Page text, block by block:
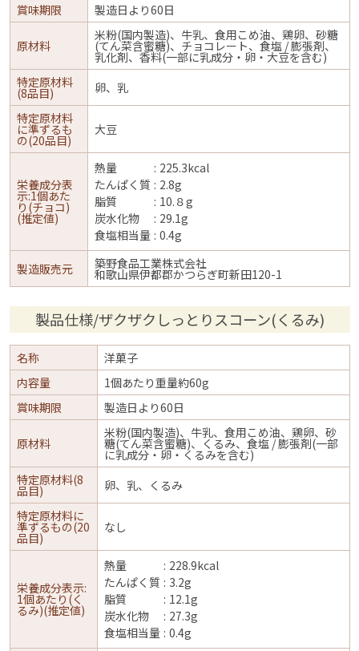
賞味期限
製造日より60日
原材料
米粉(国内製造)、牛乳、食用こめ油、鶏卵、砂糖
(てん菜含蜜糖)、チョコレート、食塩 / 膨張剤、
乳化剤、香料(一部に乳成分・卵・大豆を含む)
特定原材料
(8品目)
卵、乳
特定原材料
に準ずるも
の(20品目)
大豆
栄養成分表
示:1個あた
り(チョコ)
(推定値)
熱量
225.3kcal
たんぱく質
2.8g
脂質
10.８g
炭水化物
29.1g
食塩相当量 0.4g
製造販売元 築野食品工業株式会社
和歌山県伊都郡かつらぎ町新田120-1
製品仕様/ザクザクしっとりスコーン(くるみ)
名称
洋菓子
内容量
1個あたり重量約60g
賞味期限
製造日より60日
原材料
米粉(国内製造)、牛乳、食用こめ油、鶏卵、砂
糖(てん菜含蜜糖)、くるみ、食塩 / 膨張剤(一部
に乳成分・卵・くるみを含む)
特定原材料(8
品目)
卵、乳、くるみ
特定原材料に
準ずるもの(20
品目)
なし
栄養成分表示:
1個あたり(く
るみ)(推定値)
熱量
228.9kcal
たんぱく質
3.2g
脂質
12.1g
炭水化物
27.3g
食塩相当量 0.4g